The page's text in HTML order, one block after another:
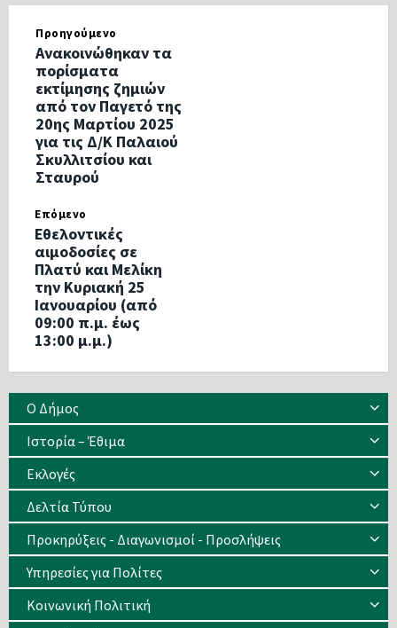
Προηγούμενο
Ανακοινώθηκαν τα
πορίσματα
εκτίμησης ζημιών
από τον Παγετό της
20ης Μαρτίου 2025
για τις Δ/Κ Παλαιού
Σκυλλιτσίου και
Σταυρού
Επόμενο
Εθελοντικές
αιμοδοσίες σε
Πλατύ και Μελίκη
την Κυριακή 25
Ιανουαρίου (από
09:00 π.μ. έως
13:00 μ.μ.)
Ο Δήμος
Ιστορία – Έθιμα
Eκλογές
Δελτία Τύπου
Προκηρύξεις - Διαγωνισμοί - Προσλήψεις
Υπηρεσίες για Πολίτες
Κοινωνική Πολιτική